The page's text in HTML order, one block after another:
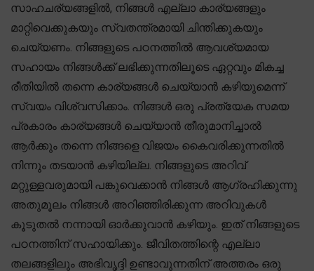
സാഹചര്യങ്ങളിൽ, നിങ്ങൾ എല്ലാ കാര്യങ്ങളും
മാറ്റിവെക്കുകയും സ്വതന്ത്രമായി ചിന്തിക്കുകയും
ചെയ്യണം. നിങ്ങളുടെ പഠനത്തിൽ ആവശ്യമായ
സഹായം നിങ്ങൾക്ക് ലഭിക്കുന്നതിലൂടെ ഏറ്റവും മികച്ച
രീതിയിൽ തന്നെ കാര്യങ്ങൾ ചെയ്യാൻ കഴിയുമെന്ന്
സ്വയം വിശ്വസിക്കാം. നിങ്ങൾ ഒരു പ്രത്യേക സമയ
പ്രകാരം കാര്യങ്ങൾ ചെയ്യാൻ തീരുമാനിച്ചാൽ
ആർക്കും തന്നെ നിങ്ങളെ വിജയം കൈവരിക്കുന്നതിൽ
നിന്നും തടയാൻ കഴിയില്ല. നിങ്ങളുടെ അറിവ്
മറ്റുള്ളവരുമായി പങ്കുവെക്കാൻ നിങ്ങൾ ആഗ്രഹിക്കുന്നു
അതുമൂലം നിങ്ങൾ അറിഞ്ഞിരിക്കുന്ന അറിവുകൾ
കൂടുതൽ നന്നായി ഓർക്കുവാൻ കഴിയും. ഇത് നിങ്ങളുടെ
പഠനത്തിന് സഹായിക്കും. ജീവിതത്തിന്റെ എല്ലാ
തലങ്ങളിലും അഭിവൃദ്ദി ഉണ്ടാവുന്നതിന് അത്തരം ഒരു